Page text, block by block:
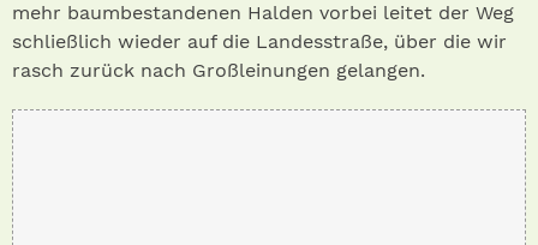
mehr baumbestandenen Halden vorbei leitet der Weg
schließlich wieder auf die Landesstraße, über die wir
rasch zurück nach Großleinungen gelangen.